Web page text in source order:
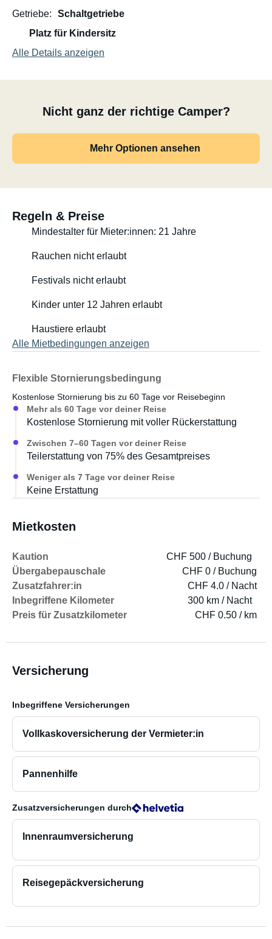
- Länge 6m, Breite 2.15m, Höhe 2.8m
-Solar,
-Aussenduschen
Ein zeitgemässes, sehr gemütliches, gepflegtes
Das Fahrzeug hat ausreichend Platz für 3 schlafende und
4 fahrende Personen.
Gratis kann auf Wunsch die Gepäckbox auf den
Der Innenraum ist grosszügig bemessen. Das Wohnmobil
ist für 4 Personen voll ausgestattet.
Es entstehen also keine Probleme mit Besteck, Geschirr,
Betten werden bezogen und mit Kissen und Decke
Die Sitzgruppe kann auch als Bett für die 3. Person
umgebaut werden.
Das Doppelbett befindet sich im Heck.
Am Heck hat es ein Fahrradträger für 2-3 Fahrräder.
Abkühlung zwischendurch oder als Alternative zur
normalen Innendusche.
Die Solarpaneel auf dem Dach ermöglicht es auch,
einmal Autark zu stehen, wenn man einmal nicht auf
einen Campingplatz stehen möchte oder kann.
Getriebe
Schaltgetriebe
Platz für Kindersitz
Alle Details anzeigen
Nicht ganz der richtige Camper?
Mehr Optionen ansehen
Regeln & Preise
Mindestalter für Mieter:innen: 21 Jahre
Rauchen nicht erlaubt
Festivals nicht erlaubt
Kinder unter 12 Jahren erlaubt
Haustiere erlaubt
Alle Mietbedingungen anzeigen
Flexible Stornierungsbedingung
Kostenlose Stornierung bis zu 60 Tage vor Reisebeginn
Mehr als 60 Tage vor deiner Reise
Kostenlose Stornierung mit voller Rückerstattung
Zwischen 7–60 Tagen vor deiner Reise
Teilerstattung von 75% des Gesamtpreises
Weniger als 7 Tage vor deiner Reise
Keine Erstattung
Mietkosten
Kaution
CHF 500 / Buchung
Übergabepauschale
CHF 0 / Buchung
Zusatzfahrer:in
CHF 4.0 / Nacht
Inbegriffene Kilometer
300 km / Nacht
Preis für Zusatzkilometer
CHF 0.50 / km
Versicherung
Inbegriffene Versicherungen
Vollkaskoversicherung der Vermieter:in
Pannenhilfe
Zusatzversicherungen durch
Innenraumversicherung
Reisegepäckversicherung